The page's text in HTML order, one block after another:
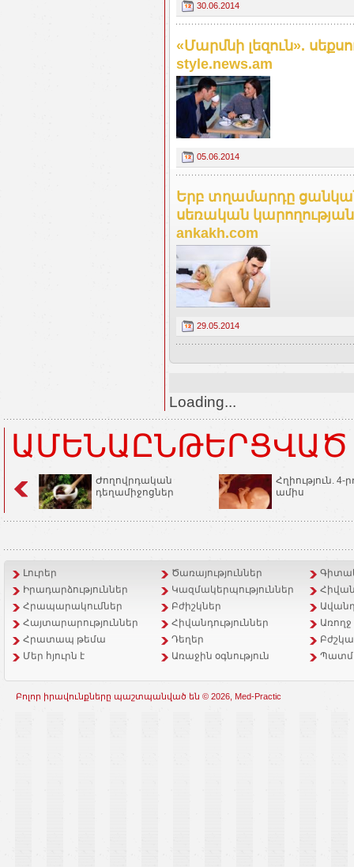
30.06.2014
«Մարմնի լեզուն».
style.news.am
05.06.2014
Երբ տղամարդը
սեռական
ankakh.com
29.05.2014
Loading...
Ժողովրդական
դեղամիջոցներ
Հղիություն. 4-
ամիս
Լուրեր Ծառայություններ
Իրադարձություններ
Կազմակերպություններ
Հրապարակումներ
Բժիշկներ
Հայտարարություններ
Հիվանդություններ
Հրատապ թեմա
Դեղեր
Մեր հյուրն է
Առաջին օգնություն
Բոլոր իրավունքները պաշտպանված են © 2026, Med-Practic